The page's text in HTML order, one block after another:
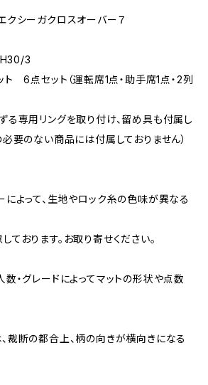
クシーガクロスオーバー７
H30/3
ト 6点セット（運転席1点・助手席1点・2列
る専用リングを取り付け、留め具も付属し
必要のない商品には付属しておりません）
によって、生地やロック糸の色味が異なる
ております。お取り寄せください。
数・グレードによってマットの形状や点数
裁断の都合上、柄の向きが横向きになる